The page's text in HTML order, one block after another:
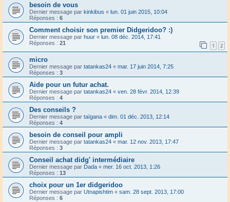
besoin de vous
Dernier message par kinkibus « lun. 01 juin 2015, 10:04
Réponses : 6
Comment choisir son premier Didgeridoo? :)
Dernier message par huur « lun. 08 déc. 2014, 17:41
Réponses : 21 1 2
micro
Dernier message par tatankas24 « mar. 17 juin 2014, 7:25
Réponses : 3
Aide pour un futur achat.
Dernier message par tatankas24 « ven. 28 févr. 2014, 12:39
Réponses : 4
Des conseils ?
Dernier message par taïgana « dim. 01 déc. 2013, 12:14
Réponses : 4
besoin de conseil pour ampli
Dernier message par tatankas24 « mar. 12 nov. 2013, 17:47
Réponses : 3
Conseil achat didg' intermédiaire
Dernier message par Dada « mer. 16 oct. 2013, 1:26
Réponses : 13
choix pour un 1er didgeridoo
Dernier message par Utnapishtim « sam. 28 sept. 2013, 17:00
Réponses : 6